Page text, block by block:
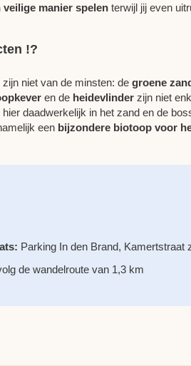
veilige manier spelen terwijl jij even
!?
niet van de minsten: de groene
en de heidevlinder zijn niet
daadwerkelijk in het zand en de
een bijzondere biotoop voor
Parking In den Brand, Kamertstraat
de wandelroute van 1,3 km